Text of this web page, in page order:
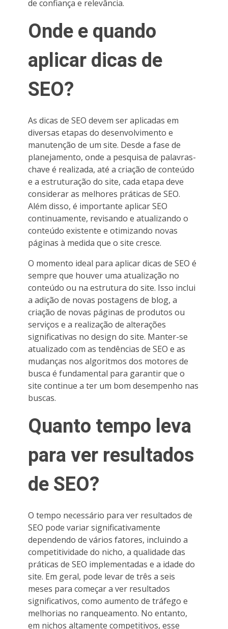
de confiança e relevância.
Onde e quando
aplicar dicas de
SEO?
As dicas de SEO devem ser aplicadas em
diversas etapas do desenvolvimento e
manutenção de um site. Desde a fase de
planejamento, onde a pesquisa de palavras-
chave é realizada, até a criação de conteúdo
e a estruturação do site, cada etapa deve
considerar as melhores práticas de SEO.
Além disso, é importante aplicar SEO
continuamente, revisando e atualizando o
conteúdo existente e otimizando novas
páginas à medida que o site cresce.
O momento ideal para aplicar dicas de SEO é
sempre que houver uma atualização no
conteúdo ou na estrutura do site. Isso inclui
a adição de novas postagens de blog, a
criação de novas páginas de produtos ou
serviços e a realização de alterações
significativas no design do site. Manter-se
atualizado com as tendências de SEO e as
mudanças nos algoritmos dos motores de
busca é fundamental para garantir que o
site continue a ter um bom desempenho nas
buscas.
Quanto tempo leva
para ver resultados
de SEO?
O tempo necessário para ver resultados de
SEO pode variar significativamente
dependendo de vários fatores, incluindo a
competitividade do nicho, a qualidade das
práticas de SEO implementadas e a idade do
site. Em geral, pode levar de três a seis
meses para começar a ver resultados
significativos, como aumento de tráfego e
melhorias no ranqueamento. No entanto,
em nichos altamente competitivos, esse